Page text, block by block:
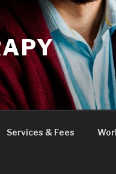
Services & Fees